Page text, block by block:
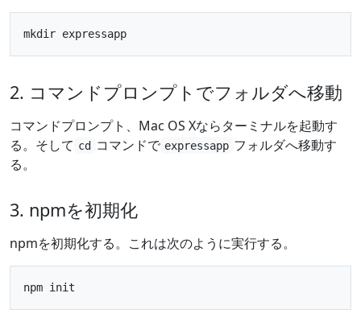
2. コマンドプロンプトでフォルダへ移動
コマンドプロンプト、Mac OS Xならターミナルを起動す
る。そして cd コマンドで expressapp フォルダへ移動す
る。
3. npmを初期化
npmを初期化する。これは次のように実行する。